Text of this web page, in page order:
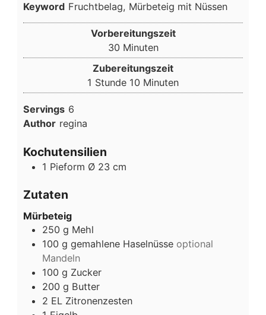
Keyword Fruchtbelag, Mürbeteig mit Nüssen
Vorbereitungszeit
30Minuten
Minuten
Zubereitungszeit
1 Stunde
Stunde 10 Minuten
Minuten
Servings 6
Author regina
Kochutensilien
1 Pieform Ø 23 cm
Zutaten
Mürbeteig
250 g Mehl
100 g gemahlene Haselnüsse optional
Mandeln
100 g Zucker
200 g Butter
2 EL Zitronenzesten